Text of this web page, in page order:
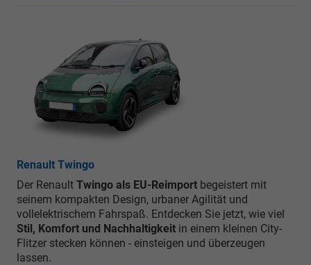
Renault Twingo
Der Renault Twingo als EU-Reimport begeistert mit
seinem kompakten Design, urbaner Agilität und
vollelektrischem Fahrspaß. Entdecken Sie jetzt, wie viel
Stil, Komfort und Nachhaltigkeit in einem kleinen City-
Flitzer stecken können - einsteigen und überzeugen
lassen.